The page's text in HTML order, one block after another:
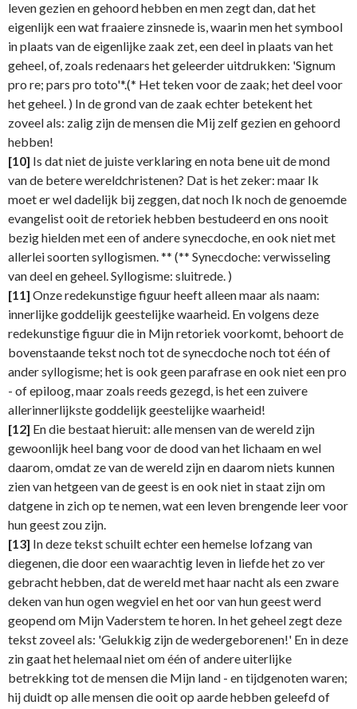
leven gezien en gehoord hebben en men zegt dan, dat het
eigenlijk een wat fraaiere zinsnede is, waarin men het symbool
in plaats van de eigenlijke zaak zet, een deel in plaats van het
geheel, of, zoals redenaars het geleerder uitdrukken: 'Signum
pro re; pars pro toto'*.(* Het teken voor de zaak; het deel voor
het geheel. ) In de grond van de zaak echter betekent het
zoveel als: zalig zijn de mensen die Mij zelf gezien en gehoord
hebben!
[10] Is dat niet de juiste verklaring en nota bene uit de mond
van de betere wereldchristenen? Dat is het zeker: maar Ik
moet er wel dadelijk bij zeggen, dat noch Ik noch de genoemde
evangelist ooit de retoriek hebben bestudeerd en ons nooit
bezig hielden met een of andere synecdoche, en ook niet met
allerlei soorten syllogismen. ** (** Synecdoche: verwisseling
van deel en geheel. Syllogisme: sluitrede. )
[11] Onze redekunstige figuur heeft alleen maar als naam:
innerlijke goddelijk geestelijke waarheid. En volgens deze
redekunstige figuur die in Mijn retoriek voorkomt, behoort de
bovenstaande tekst noch tot de synecdoche noch tot één of
ander syllogisme; het is ook geen parafrase en ook niet een pro
- of epiloog, maar zoals reeds gezegd, is het een zuivere
allerinnerlijkste goddelijk geestelijke waarheid!
[12] En die bestaat hieruit: alle mensen van de wereld zijn
gewoonlijk heel bang voor de dood van het lichaam en wel
daarom, omdat ze van de wereld zijn en daarom niets kunnen
zien van hetgeen van de geest is en ook niet in staat zijn om
datgene in zich op te nemen, wat een leven brengende leer voor
hun geest zou zijn.
[13] In deze tekst schuilt echter een hemelse lofzang van
diegenen, die door een waarachtig leven in liefde het zo ver
gebracht hebben, dat de wereld met haar nacht als een zware
deken van hun ogen wegviel en het oor van hun geest werd
geopend om Mijn Vaderstem te horen. In het geheel zegt deze
tekst zoveel als: 'Gelukkig zijn de wedergeborenen!' En in deze
zin gaat het helemaal niet om één of andere uiterlijke
betrekking tot de mensen die Mijn land - en tijdgenoten waren;
hij duidt op alle mensen die ooit op aarde hebben geleefd of